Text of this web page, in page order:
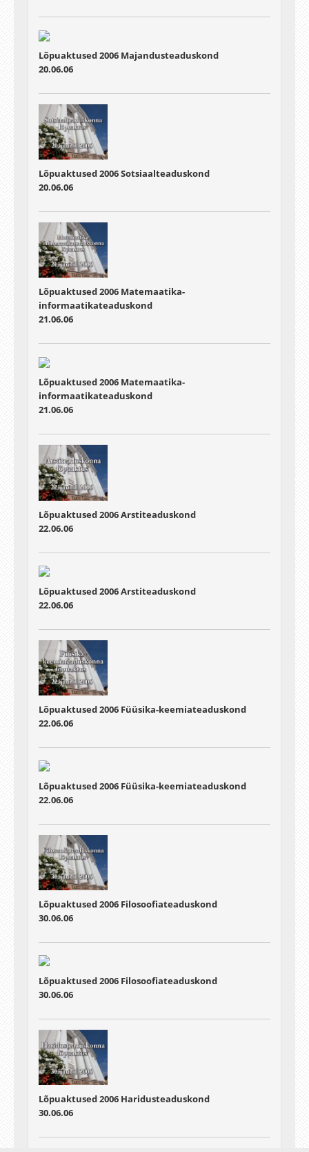
Lõpuaktused 2006 Majandusteaduskond
20.06.06
Lõpuaktused 2006 Sotsiaalteaduskond
20.06.06
Lõpuaktused 2006 Matemaatika-
informaatikateaduskond
21.06.06
Lõpuaktused 2006 Matemaatika-
informaatikateaduskond
21.06.06
Lõpuaktused 2006Arstiteaduskond
22.06.06
Lõpuaktused 2006Arstiteaduskond
22.06.06
Lõpuaktused 2006 Füüsika-keemiateaduskond
22.06.06
Lõpuaktused 2006 Füüsika-keemiateaduskond
22.06.06
Lõpuaktused 2006 Filosoofiateaduskond
30.06.06
Lõpuaktused 2006 Filosoofiateaduskond
30.06.06
Lõpuaktused 2006 Haridusteaduskond
30.06.06